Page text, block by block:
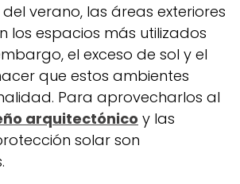
verano, las áreas exteriores
los espacios más utilizados
el exceso de sol y el
que estos ambientes
Para aprovecharlos al
arquitectónico y las
solar son